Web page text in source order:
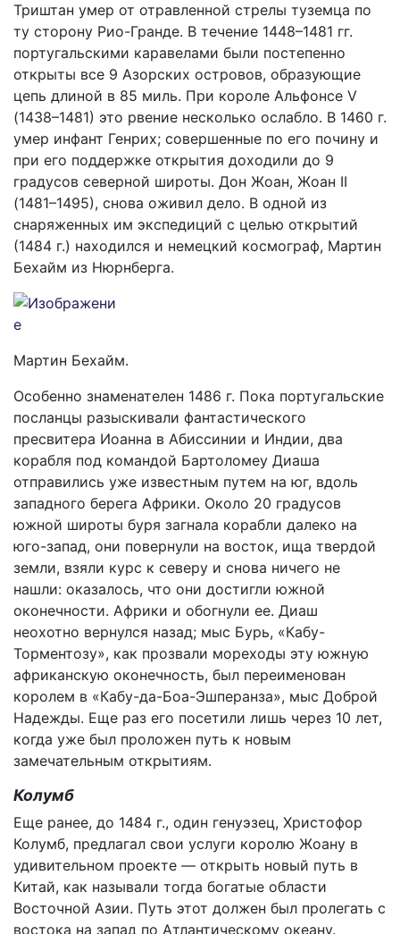
Триштан умер от отравленной стрелы туземца по
ту сторону Рио-Гранде. В течение 1448–1481 гг.
португальскими каравелами были постепенно
открыты все 9 Азорских островов, образующие
цепь длиной в 85 миль. При короле Альфонсе V
(1438–1481) это рвение несколько ослабло. В 1460 г.
умер инфант Генрих; совершенные по его почину и
при его поддержке открытия доходили до 9
градусов северной широты. Дон Жоан, Жоан II
(1481–1495), снова оживил дело. В одной из
снаряженных им экспедиций с целью открытий
(1484 г.) находился и немецкий космограф, Мартин
Бехайм из Нюрнберга.
Мартин Бехайм.
Особенно знаменателен 1486 г. Пока португальские
посланцы разыскивали фантастического
пресвитера Иоанна в Абиссинии и Индии, два
корабля под командой Бартоломеу Диаша
отправились уже известным путем на юг, вдоль
западного берега Африки. Около 20 градусов
южной широты буря загнала корабли далеко на
юго-запад, они повернули на восток, ища твердой
земли, взяли курс к северу и снова ничего не
нашли: оказалось, что они достигли южной
оконечности. Африки и обогнули ее. Диаш
неохотно вернулся назад; мыс Бурь, «Кабу-
Торментозу», как прозвали мореходы эту южную
африканскую оконечность, был переименован
королем в «Кабу-да-Боа-Эшперанза», мыс Доброй
Надежды. Еще раз его посетили лишь через 10 лет,
когда уже был проложен путь к новым
замечательным открытиям.
Колумб
Еще ранее, до 1484 г., один генуэзец, Христофор
Колумб, предлагал свои услуги королю Жоану в
удивительном проекте — открыть новый путь в
Китай, как называли тогда богатые области
Восточной Азии. Путь этот должен был пролегать с
востока на запад по Атлантическому океану.